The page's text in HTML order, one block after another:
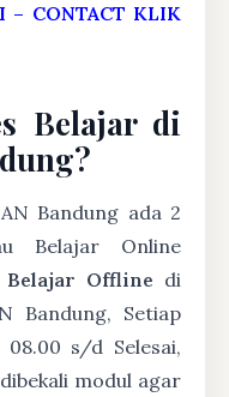
– CONTACT KLIK
Belajar di
Bandung ada 2
Belajar Online
Belajar Offline di
Bandung, Setiap
s/d Selesai,
modul agar